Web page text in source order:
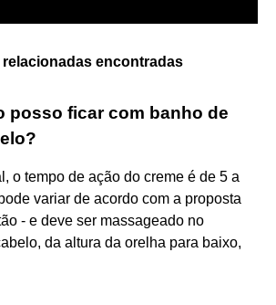
encontradas
posso ficar com banho de
o tempo de ação do creme é de 5 a
variar de acordo com a proposta
- e deve ser massageado no
da altura da orelha para baixo,